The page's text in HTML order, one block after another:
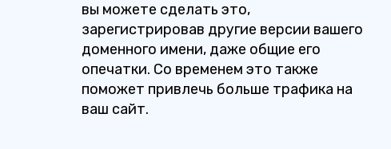
вы можете сделать это,
зарегистрировав другие версии вашего
доменного имени, даже общие его
опечатки. Со временем это также
поможет привлечь больше трафика на
ваш сайт.